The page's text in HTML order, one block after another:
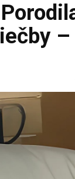
liečby